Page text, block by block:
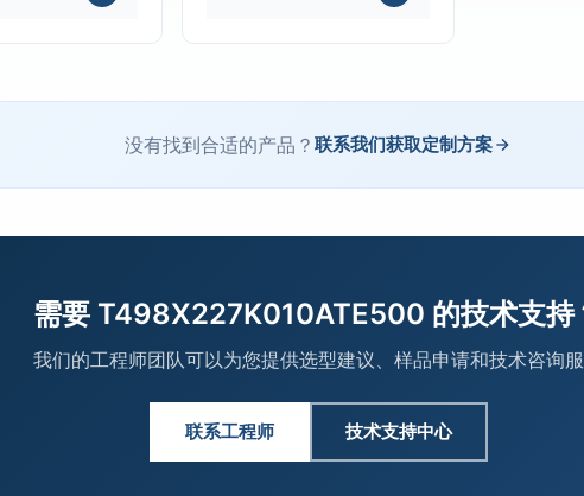
没有找到合适的产品？ 联系我们获取定制方案
需要 T498X227K010ATE500 的技术支持
我们的工程师团队可以为您提供选型建议、样品申请和技术咨询
联系工程师 技术支持中心